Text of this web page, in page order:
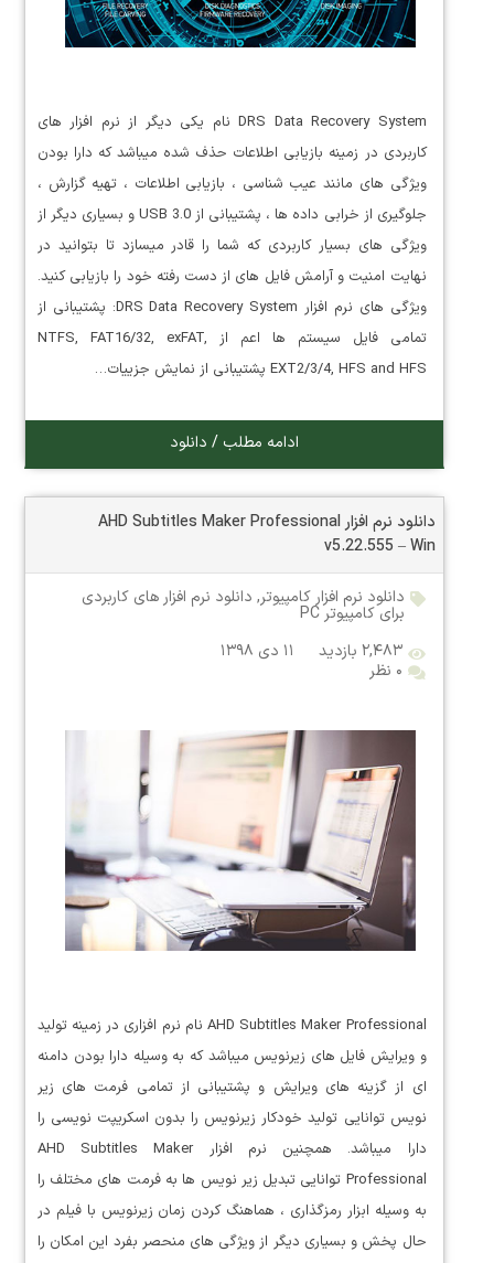
DRS Data Recovery System نام یکی دیگر از نرم افزار های
کاربردی در زمینه بازیابی اطلاعات حذف شده میباشد که دارا بودن
ویژگی های مانند عیب شناسی ، بازیابی اطلاعات ، تهیه گزارش ،
جلوگیری از خرابی داده ها ، پشتیبانی از USB 3.0 و بسیاری دیگر از
ویژگی های بسیار کاربردی که شما را قادر میسازد تا بتوانید در
نهایت امنیت و آرامش فایل های از دست رفته خود را بازیابی کنید.
ویژگی های نرم افزار DRS Data Recovery System: پشتیبانی از
تمامی فایل سیستم ها اعم از NTFS, FAT16/32, exFAT,
EXT2/3/4, HFS and HFS پشتیبانی از نمایش جزییات…
ادامه مطلب / دانلود
دانلود نرم افزار AHD Subtitles Maker Professional
v5.22.555 – Win
دانلود نرم افزار کامپیوتر, دانلود نرم افزار های کاربردی
برای کامپیوتر PC
۲,۴۸۳ بازدید
۱۱ دی ۱۳۹۸
۰ نظر
AHD Subtitles Maker Professional نام نرم افزاری در زمینه تولید
و ویرایش فایل های زیرنویس میباشد که به وسیله دارا بودن دامنه
ای از گزینه های ویرایش و پشتیبانی از تمامی فرمت های زیر
نویس توانایی تولید خودکار زیرنویس را بدون اسکریپت نویسی را
دارا میباشد. همچنین نرم افزار AHD Subtitles Maker
Professional توانایی تبدیل زیر نویس ها به فرمت های مختلف را
به وسیله ابزار رمزگذاری ، هماهنگ کردن زمان زیرنویس با فیلم در
حال پخش و بسیاری دیگر از ویژگی های منحصر بفرد این امکان را